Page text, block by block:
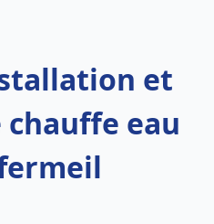
et
eau